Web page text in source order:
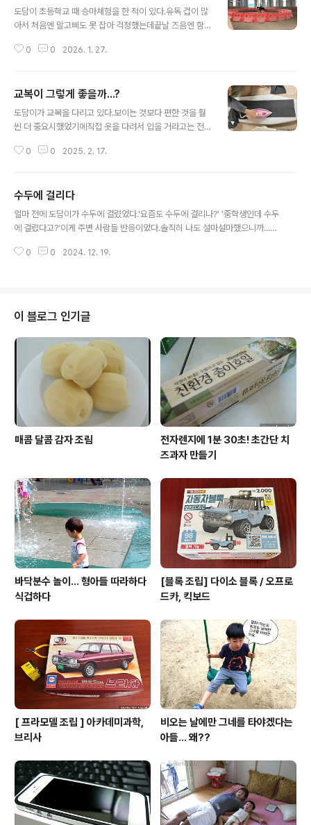
연고와먹는 약도 처방받았다.약도 함께 먹어서인지조금씩
가려움이 완화되기 시작했고물집 생긴 것도두드러기처럼
진 않아서한 달이 넘게 약을 먹었고연고는 아직도 바르고
타..
도담이 초등학교 때 승마체험을 한 적이 있다.유독 겁이 많
아서 처음엔 말고삐도 못 잡아 걱정했는데끝날 즈음엔 함
지로 알게 되어 저렴하게 승마체험을 할 수 있어 좋았지만1
있다고 남편이 신청을 했었다.그래도 한 번 해봤다고 곧잘
타는 모습이 멋져 보였다.도담이가 원하면 정식으로 승마
를 배우게 할까도 생각했지만별로 그러고 싶지 않아 해서
가 승마체험을 하는 동안 여기서 차 마시면서 기다리니 좋
0 0 2026. 1. 27.
교복이 그렇게 좋을까...?
도담이가 교복을 다리고 있다.보이는 것보다 편한 것을 훨
씬 더 중요시했었기에직접 옷을 다려서 입을 거라고는 전
봐 걱정했는데 괜한 걱정이었다.내가 다리는 게 못 미더운
련만~) "교복이 그렇게 좋아?"고개만 끄덕."왜? 불편하잖
아?""왜 불편하다고 생각해? 편한데~"교복이 좋은 이유를
물었다가오히려 교복의 불편한 부분을 내가 설명하고 있었
다.데이진 않을까, 옷이 상하진 않을까...하지만 지금은 나
0 0 2025. 2. 17.
수두에 걸리다
얼마 전에 도담이가 수두에 걸렸었다.'요즘도 수두에 걸리나?' '중학생인데 수두
에 걸렸다고?'이게 주변 사람들 반응이었다.솔직히 나도 설마설마했으니까...예
염되거나 면역력 저하로 걸릴 수 있다고 한다.도담이는 전염은 아닌 것 같고 최
것도 참 다행이다. [ 도담이 수두 증상 ]*첫째 날밤에 머리가 아프다고 함. 열 3
8도 이상 - 해열제 먹고 떨어짐*둘째 날오후까지 괜찮다가 밤에 열이 오르기 시
작 - 해열제 ..
0 0 2024. 12. 19.
이 블로그 인기글
매콤 달콤 감자 조림
전자렌지에 1분 30초! 초간단 치
즈과자 만들기
바닥분수 놀이... 형아들 따라하다
식겁하다
[블록 조립] 다이소 블록 / 오프로
드카, 킥보드
[ 프라모델 조립 ] 아카데미과학,
브리사
비오는 날에만 그네를 타야겠다는
아들... 왜??